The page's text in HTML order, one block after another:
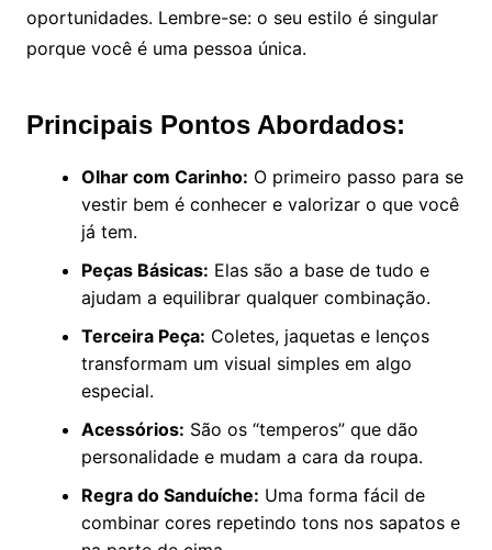
oportunidades. Lembre-se: o seu estilo é singular
porque você é uma pessoa única.
Principais Pontos Abordados:
Olhar com Carinho: O primeiro passo para se
vestir bem é conhecer e valorizar o que você
já tem.
Peças Básicas: Elas são a base de tudo e
ajudam a equilibrar qualquer combinação.
Terceira Peça: Coletes, jaquetas e lenços
transformam um visual simples em algo
especial.
Acessórios: São os “temperos” que dão
personalidade e mudam a cara da roupa.
Regra do Sanduíche: Uma forma fácil de
combinar cores repetindo tons nos sapatos e